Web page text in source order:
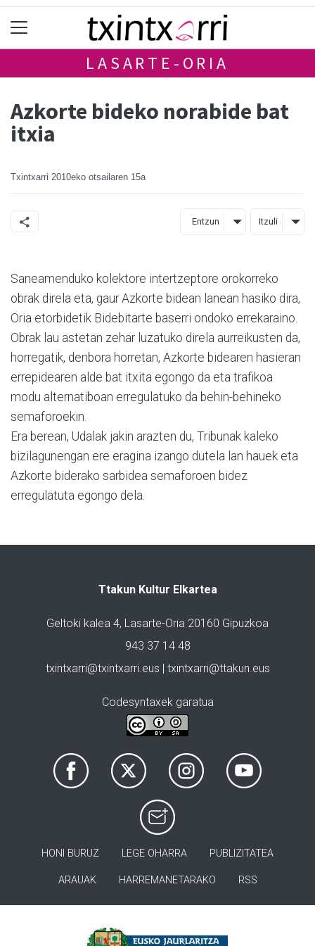
LASARTE-ORIA
Azkorte bideko norabide bat
itxia
Txintxarri 2010eko otsailaren 15a
Entzun Itzuli
Saneamenduko kolektore intertzeptore orokorreko
obrak direla eta, gaur Azkorte bidean lanean hasiko dira,
Oria etorbidetik Bidebitarte baserri ondoko errekaraino.
Obrak lau astetan zehar luzatuko direla aurreikusten da,
horregatik, denbora horretan, Azkorte bidearen hasieran
errepidearen alde bat itxita egongo da eta trafikoa
modu alternatiboan erregulatuko da behin-behineko
semaforoekin.
Era berean, Udalak jakin arazten du, Tribunak kaleko
bizilagunengan ere eragina izango dutela lan hauek eta
Azkorte biderako sarbidea semaforoen bidez
erregulatuta egongo dela.
Ttakun Kultur Elkartea
Geltoki kalea 4, Lasarte-Oria 20160 Gipuzkoa
943 37 14 48
txintxarri@txintxarri.eus | txintxarri@ttakun.eus
Codesyntaxek garatua
HONI BURUZ LEGE OHARRA PUBLIZITATEA
ARAUAK HARREMANETARAKO RSS